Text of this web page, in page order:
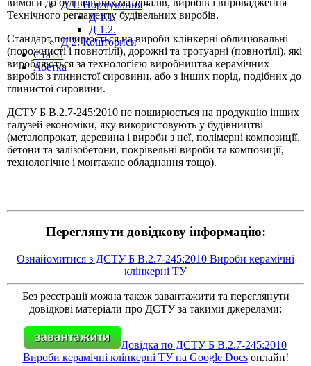
Д 1. Нормування+
Д 1.1.
Д 1.2.
Д 2. Кошториси
Статті
Абетка
Технічного регламенту будівельних виробів.
Стандарт поширюється на вироби клінкерні облицювальні
(порожнисті і повнотілі), дорожні та тротуарні (повнотілі), які
виробляються за технологією виробництва керамічних
виробів з глинистої сировини, або з інших порід, подібних до
глинистої сировини.
ДСТУ Б В.2.7-245:2010 не поширюється на продукцію інших
галузей економіки, яку використовують у будівництві
(металопрокат, деревина і вироби з неї, полімерні композиції,
бетони та залізобетони, покрівельні вироби та композиції,
технологічне і монтажне обладнання тощо).
Переглянути довідкову інформацію:
Ознайомитися з ДСТУ Б В.2.7-245:2010 Вироби керамічні
клінкерні ТУ
Без реєстрації можна також завантажити та переглянути
довідкові матеріали про ДСТУ за такими джерелами:
Довідка по ДСТУ Б В.2.7-245:2010
Вироби керамічні клінкерні ТУ на Google Docsонлайн!